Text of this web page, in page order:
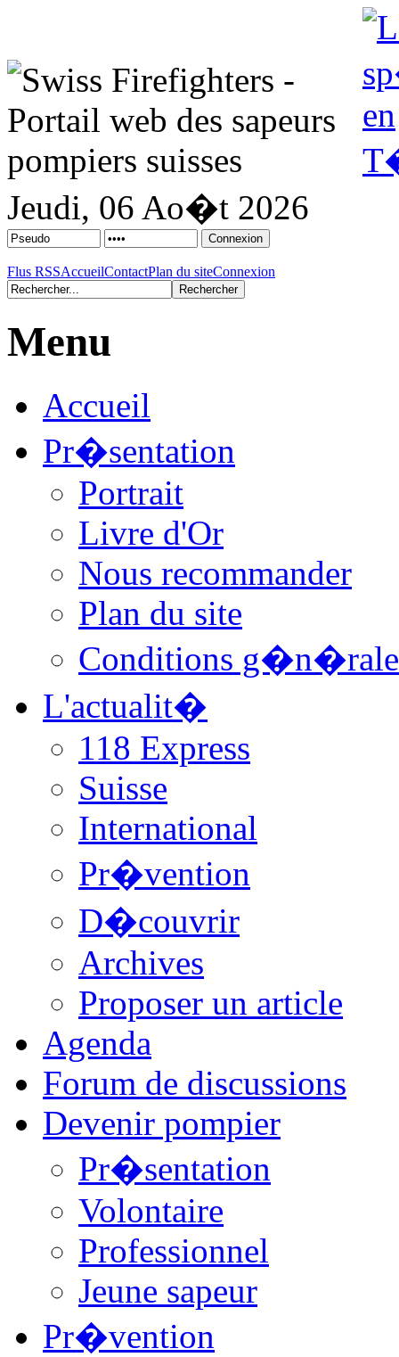
Jeudi, 06 Ao�t 2026
Flus RSSAccueilContactPlan du siteConnexion
Menu
Accueil
Pr�sentation
Portrait
Livre d'Or
Nous recommander
Plan du site
Conditions
L'actualit�
118 Express
Suisse
International
Pr�vention
D�couvrir
Archives
Proposer un article
Agenda
Forum de discussions
Devenir pompier
Pr�sentation
Volontaire
Professionnel
Jeune sapeur
Pr�vention